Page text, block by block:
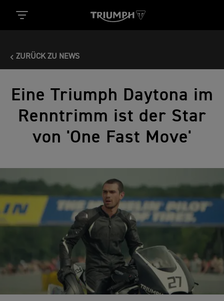
ZURÜCK ZU NEWS
Eine Triumph Daytona im
Renntrimm ist der Star
von 'One Fast Move'